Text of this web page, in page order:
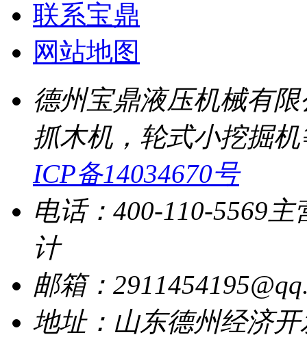
联系宝鼎
网站地图
德州宝鼎液压机械有
抓木机，轮式小挖掘
ICP备14034670号
电话：400-110-5569 主
计
邮箱：
地址：山东德州经济